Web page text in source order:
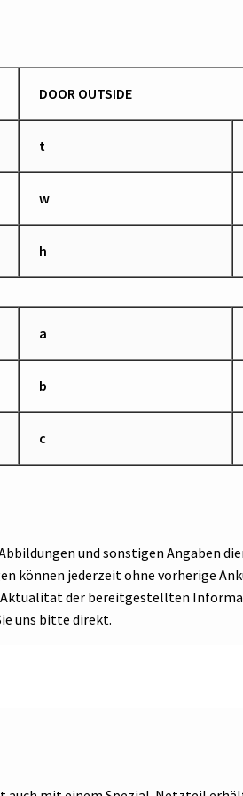
DOOR OUTSIDE
t
w
h
a
b
c
und sonstigen Angaben
können jederzeit ohne vorherige
Aktualität der bereitgestellten
uns bitte direkt.